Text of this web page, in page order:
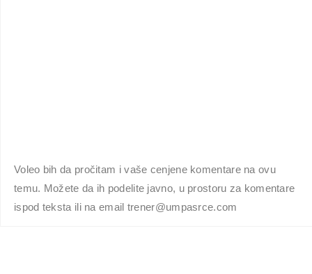
Voleo bih da pročitam i vaše cenjene komentare na ovu
temu. Možete da ih podelite javno, u prostoru za komentare
ispod teksta ili na email trener@umpasrce.com